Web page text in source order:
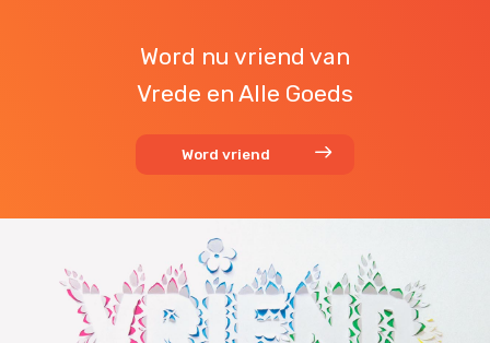
Word nu vriend van
Vrede en Alle Goeds
Word vriend